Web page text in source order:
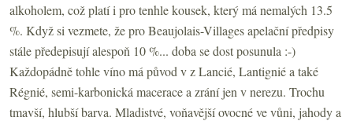
alkoholem, což platí i pro tenhle kousek, který má nemalých 13.5
%. Když si vezmete, že pro Beaujolais-Villages apelační předpisy
stále předepisují alespoň 10 %... doba se dost posunula :-)
Každopádně tohle víno má původ v z Lancié, Lantignié a také
Régnié, semi-karbonická macerace a zrání jen v nerezu. Trochu
tmavší, hlubší barva. Mladistvé, voňavější ovocné ve vůni, jahody a